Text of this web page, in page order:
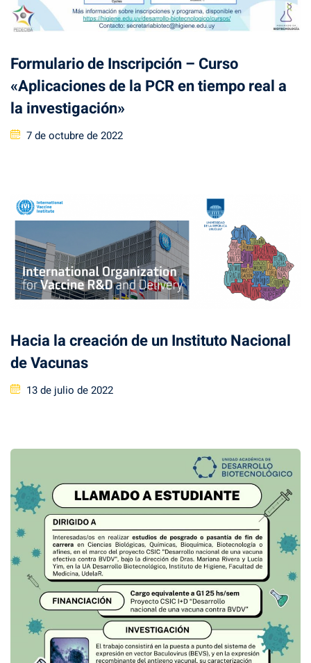
Formulario de Inscripción – Curso
«Aplicaciones de la PCR en tiempo real a
la investigación»
Posted
7 de octubre de 2022
Hacia la creación de un Instituto Nacional
de Vacunas
Posted
13 de julio de 2022